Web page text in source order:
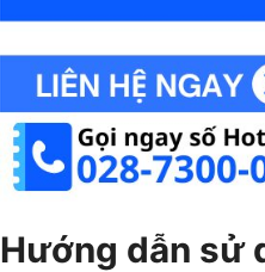
Hướng dẫn sử